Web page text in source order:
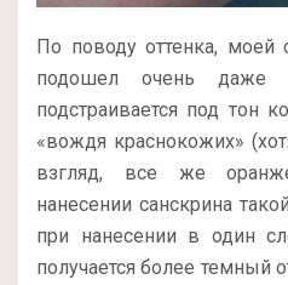
По поводу оттенка, моей
подошел очень даже
подстраивается под тон
«вождя краснокожих»
взгляд, все же
нанесении санскрина
при нанесении в один
получается более темный